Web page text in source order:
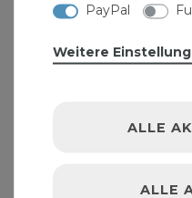
PayPal
Weitere
ALLE
ALLE